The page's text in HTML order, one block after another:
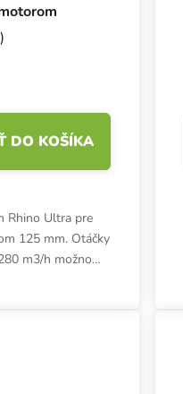
DO KOŠÍKA
Rhino Ultra pre
125 mm. Otáčky
m3/h možno